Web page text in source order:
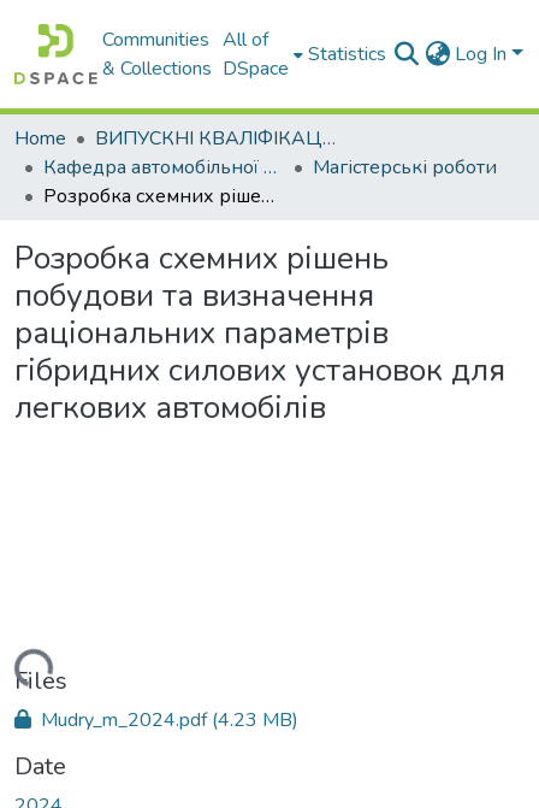
Communities
& Collections
All of
DSpace
Statistics Log In
Home
ВИПУСКНІ КВАЛІФІКАЦІЙНІ РОБОТИ
Кафедра автомобільної електроніки
Магістерські роботи
Розробка схемних рішень побудови та визначення раціональних параметрів гібридних силових установок для легкових автомобілів
Розробка схемних рішень
побудови та визначення
раціональних параметрів
гібридних силових установок для
легкових автомобілів
Files
Mudry_m_2024.pdf(4.23 MB)
Date